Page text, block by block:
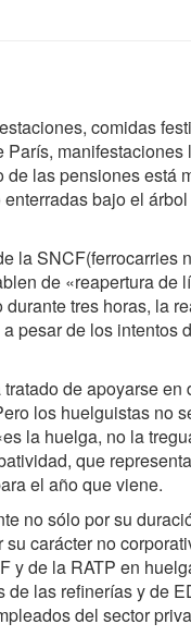
comidas
París,
las pensiones está
bajo el
la SNCF(ferrocarries
de «reapertura
tres horas, la
pesar de los intentos
de apoyarse
los huelguistas no
la huelga, no la
que
el año que viene.
no sólo por su
carácter no
y de la RATP en
de las refinerías y de
del sector